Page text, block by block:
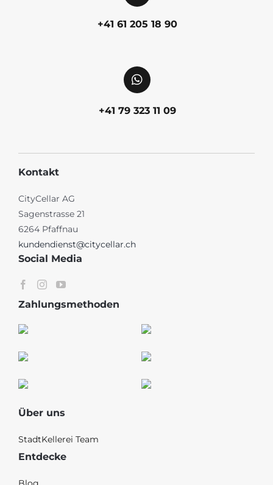
+41 61 205 18 90
+41 79 323 11 09
Kontakt
CityCellar AG
Sagenstrasse 21
6264 Pfaffnau
kundendienst@citycellar.ch
Social Media
Zahlungsmethoden
Über uns
StadtKellerei Team
Entdecke